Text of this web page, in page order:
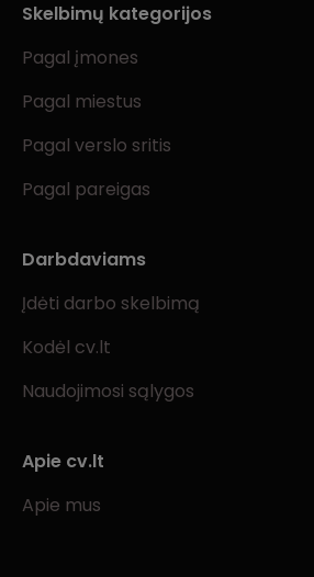
Skelbimų kategorijos
Pagal įmones
Pagal miestus
Pagal verslo sritis
Pagal pareigas
Darbdaviams
Įdėti darbo skelbimą
Kodėl cv.lt
Naudojimosi sąlygos
Apie cv.lt
Apie mus